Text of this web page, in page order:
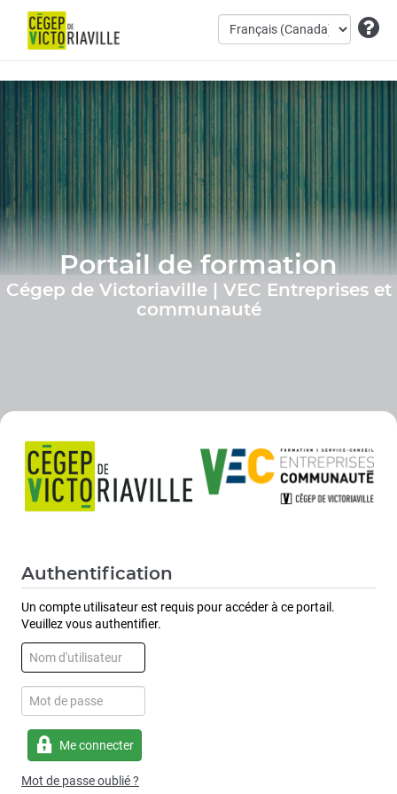
Portail de formation
Cégep de Victoriaville | VEC Entreprises et
communauté
Authentification
Un compte utilisateur est requis pour accéder à ce portail.
Veuillez vous authentifier.
Me connecter
Mot de passe oublié ?